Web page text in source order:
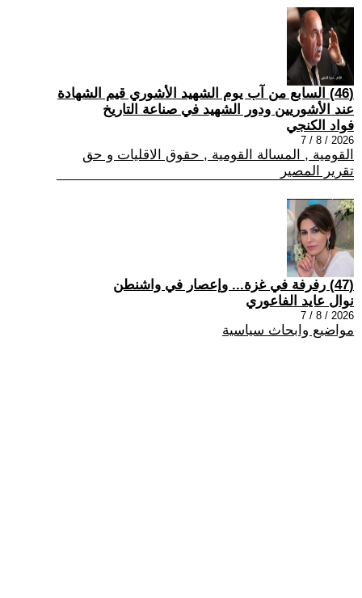
(46) السابع من آب يوم الشهيد الأشوري قيم الشهادة
عند الأشوريين ودور الشهيد في صناعة التاريخ
فواد الكنجي
2026 / 8 / 7
القومية , المسالة القومية , حقوق الاقليات و حق
تقرير المصير
(47) رفرفة في غزة... وإعصار في واشنطن
نوال عايد الفاعوري
2026 / 8 / 7
مواضيع وابحاث سياسية